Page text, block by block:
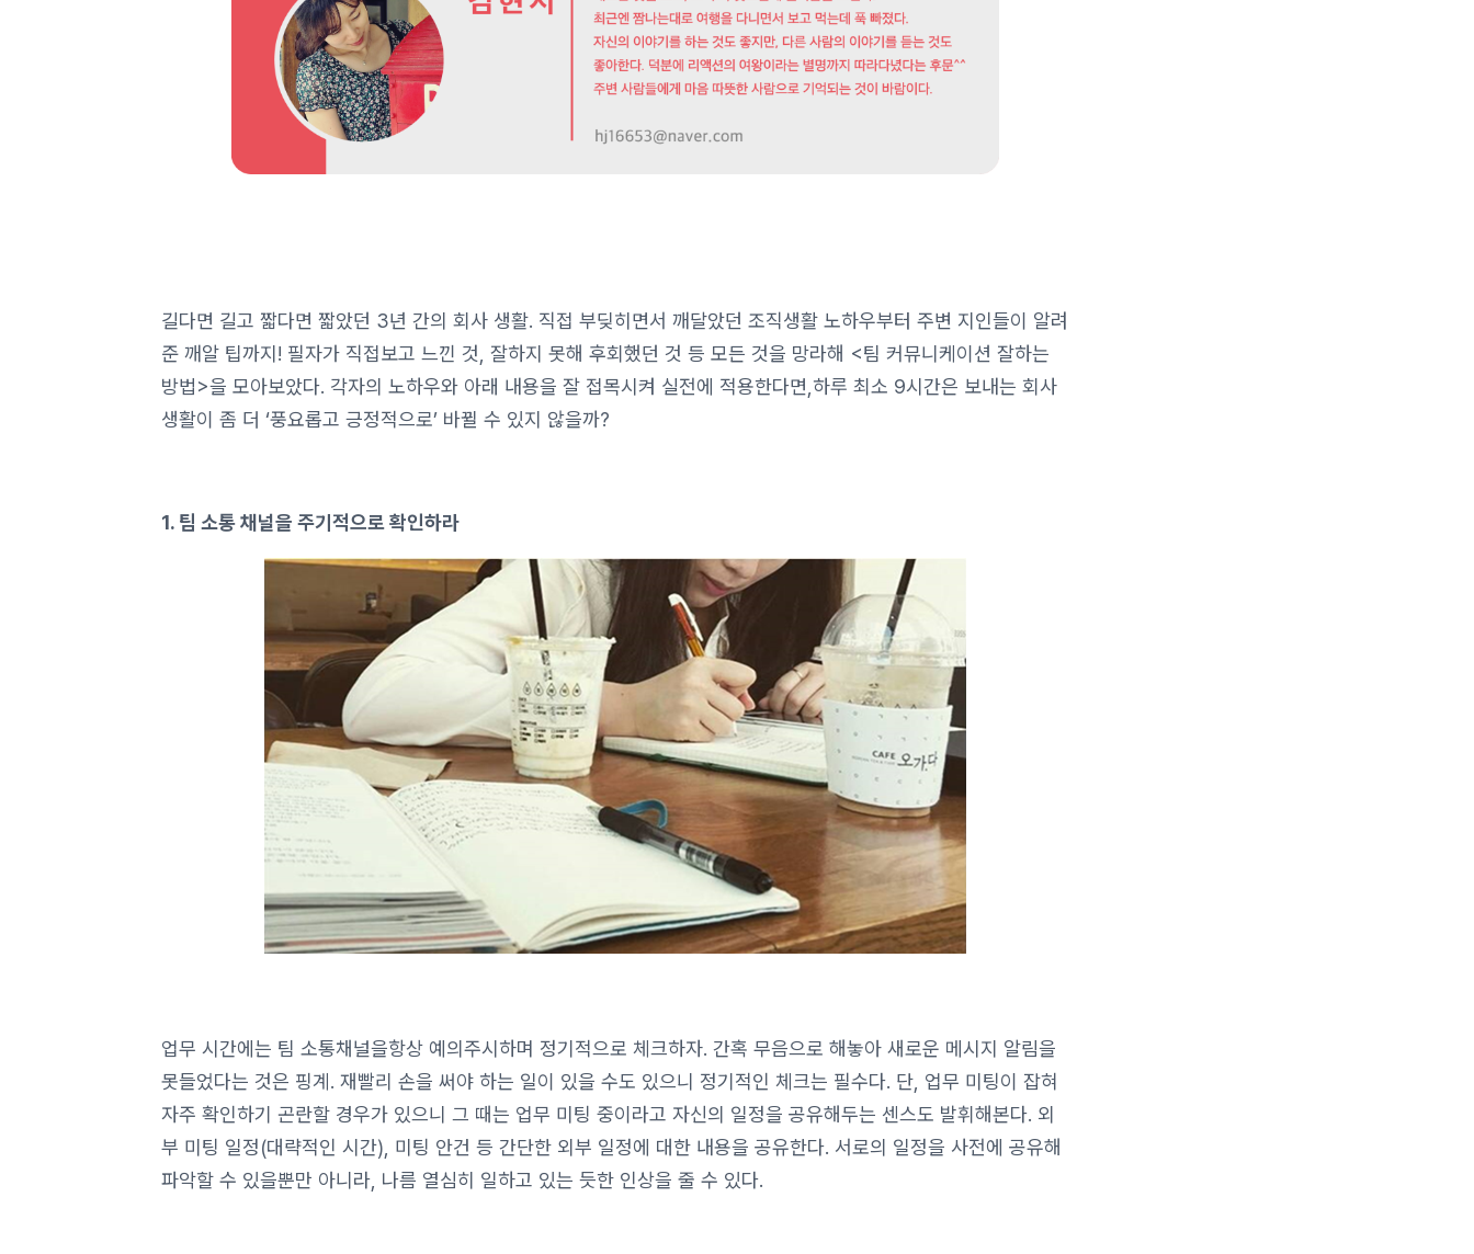
길다면 길고 짧다면 짧았던 3년 간의 회사 생활. 직접 부딪히면서 깨달았던 조직생활 노하우부터 주변 지인들이 알려
준 깨알 팁까지! 필자가 직접보고 느낀 것, 잘하지 못해 후회했던 것 등 모든 것을 망라해 <팀 커뮤니케이션 잘하는
방법>을 모아보았다. 각자의 노하우와 아래 내용을 잘 접목시켜 실전에 적용한다면,하루 최소 9시간은 보내는 회사
생활이 좀 더 ‘풍요롭고 긍정적으로’ 바뀔 수 있지 않을까?
1. 팀 소통 채널을 주기적으로 확인하라
업무 시간에는 팀 소통채널을항상 예의주시하며 정기적으로 체크하자. 간혹 무음으로 해놓아 새로운 메시지 알림을
못들었다는 것은 핑계. 재빨리 손을 써야 하는 일이 있을 수도 있으니 정기적인 체크는 필수다. 단, 업무 미팅이 잡혀
자주 확인하기 곤란할 경우가 있으니 그 때는 업무 미팅 중이라고 자신의 일정을 공유해두는 센스도 발휘해본다. 외
부 미팅 일정(대략적인 시간), 미팅 안건 등 간단한 외부 일정에 대한 내용을 공유한다. 서로의 일정을 사전에 공유해
파악할 수 있을뿐만 아니라, 나름 열심히 일하고 있는 듯한 인상을 줄 수 있다.